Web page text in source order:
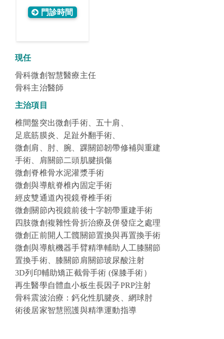
門診時間
現任
骨科微創智慧醫療主任
骨科主治醫師
主治項目
椎間盤突出微創手術、五十肩
足底筋膜炎
足趾外翻手術
微創肩、肘、腕、踝關節韌帶修補與重建
手術、
肩關節二頭肌腱損傷
微創脊椎骨水泥灌漿手術
微創與導航脊椎內固定手術
經皮雙通道內視鏡脊椎手術
微創關節內視鏡前後十字韌帶重建手術
四肢微創複雜性骨折治療及併發症之處理
微創正前開人工髖關節置換與再置換手術
微創與導航機器手臂精準輔助人工膝關節
置換手術、
膝關節肩關節玻尿酸注射
3D列印輔助矯正截骨手術 (保膝手術）
再生醫學自體血小板生長因子PRP注射
骨科震波治療：鈣化性肌腱炎、網球肘
術後居家智慧照護與精準運動指導